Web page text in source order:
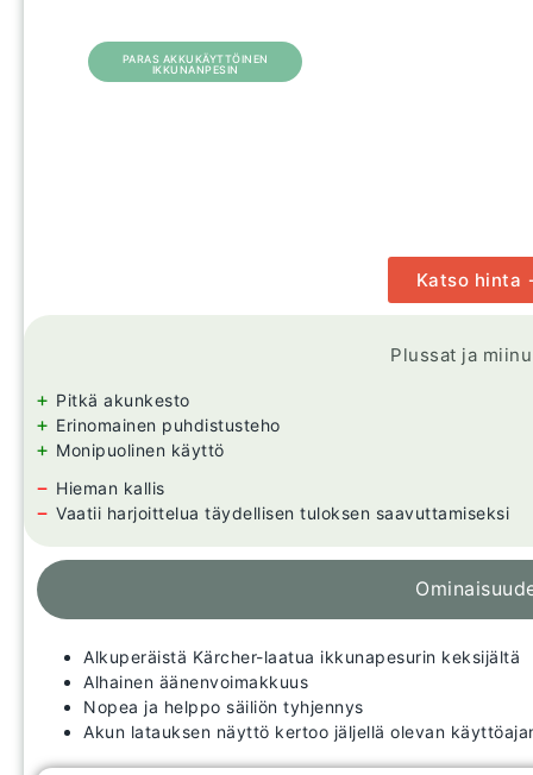
PARAS AKKUKÄYTTÖINEN
IKKUNANPESIN
Katso hinta
Plussat ja
+ Pitkä akunkesto
+ Erinomainen puhdistusteho
+ Monipuolinen käyttö
− Hieman kallis
− Vaatii harjoittelua täydellisen tuloksen saavuttamiseksi
Alkuperäistä Kärcher-laatua ikkunapesurin keksijältä
Alhainen äänenvoimakkuus
Nopea ja helppo säiliön tyhjennys
Akun latauksen näyttö kertoo jäljellä olevan